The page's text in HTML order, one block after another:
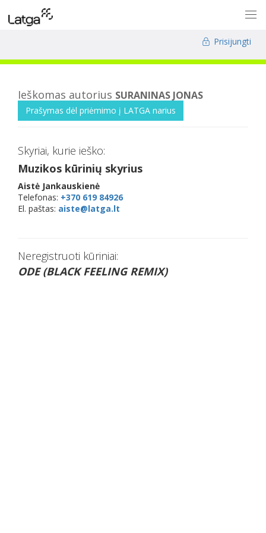
Prisijungti
Ieškomas autorius SURANINAS JONAS
Prašymas dėl priėmimo į LATGA narius
Skyriai, kurie ieško:
Muzikos kūrinių skyrius
Aistė Jankauskienė
Telefonas: +370 619 84926
El. paštas: aiste@latga.lt
Neregistruoti kūriniai:
ODE (BLACK FEELING REMIX)